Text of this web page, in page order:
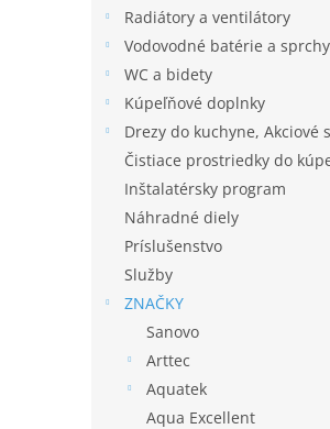
Radiátory a ventilátory
Vodovodné batérie a sprchy
WC a bidety
Kúpeľňové doplnky
Drezy do kuchyne, Akciové
Čistiace prostriedky do
Inštalatérsky program
Náhradné diely
Príslušenstvo
Služby
ZNAČKY
Sanovo
Arttec
Aquatek
Aqua Excellent